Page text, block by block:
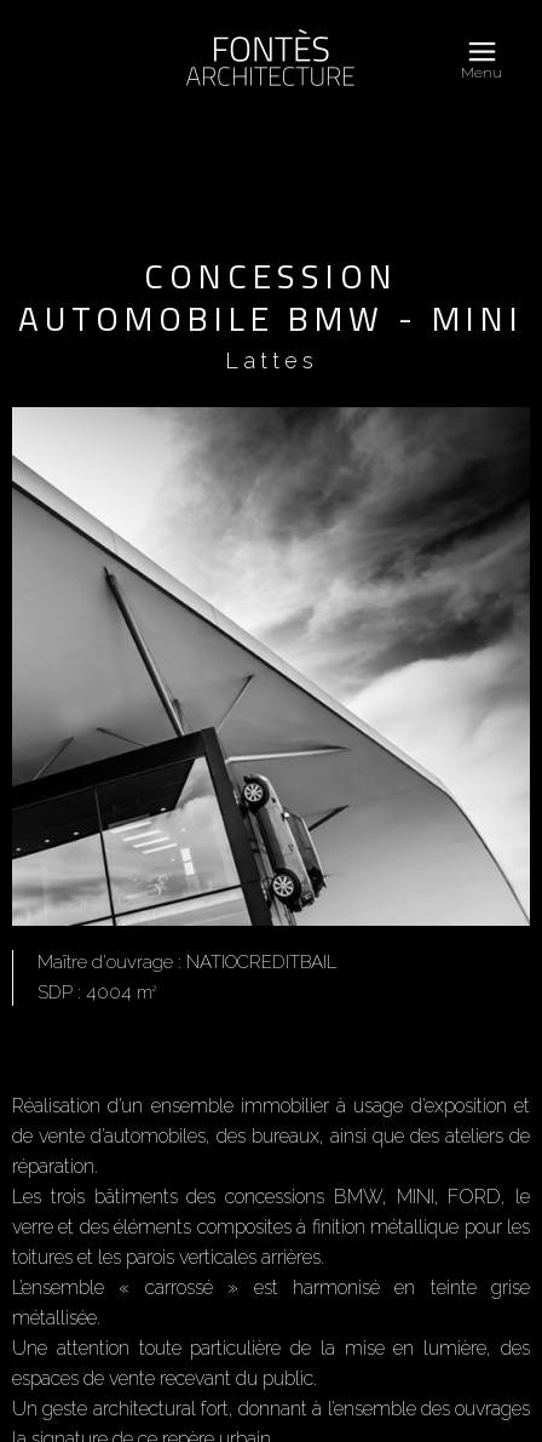
Menu
CONCESSION
AUTOMOBILE BMW - MINI
Lattes
Maître d'ouvrage : NATIOCREDITBAIL
SDP : 4004 m2
Réalisation d’un ensemble immobilier à usage d’exposition et
de vente d’automobiles, des bureaux, ainsi que des ateliers de
réparation.
Les trois bâtiments des concessions BMW, MINI, FORD, le
verre et des éléments composites à finition métallique pour les
toitures et les parois verticales arrières.
L’ensemble « carrossé » est harmonisé en teinte grise
métallisée.
Une attention toute particulière de la mise en lumière, des
espaces de vente recevant du public.
Un geste architectural fort, donnant à l’ensemble des ouvrages